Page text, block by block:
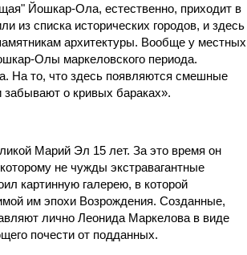
Йошкар-Ола, естественно, приходит в
из списка исторических городов, и здесь
архитектуры. Вообще у местных
Олы маркеловского периода.
На то, что здесь появляются смешные
забывают о кривых бараках».
Марий Эл 15 лет. За это время он
не чужды экстравагантные
картинную галерею, в которой
им эпохи Возрождения. Созданные,
лично Леонида Маркелова в виде
почести от подданных.